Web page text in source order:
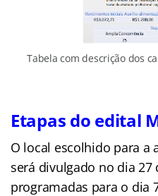
Tabela com descrição dos
Etapas do edital
O local escolhido para a
será divulgado no dia 27
programadas para o dia